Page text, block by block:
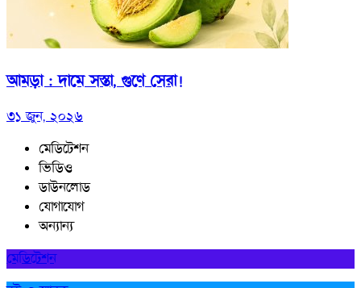
আমড়া : দামে সস্তা, গুণে সেরা!
৩১ জুন, ২০২৬
মেডিটেশন
ভিডিও
ডাউনলোড
যোগাযোগ
অন্যান্য
মেডিটেশন